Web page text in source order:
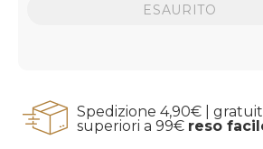
ESAURITO
Spedizione 4,90€ |
superiori a 99€ reso